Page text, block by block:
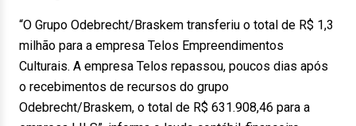
“O Grupo Odebrecht/Braskem transferiu o total de R$ 1,3
milhão para a empresa Telos Empreendimentos
Culturais. A empresa Telos repassou, poucos dias após
o recebimentos de recursos do grupo
Odebrecht/Braskem, o total de R$ 631.908,46 para a